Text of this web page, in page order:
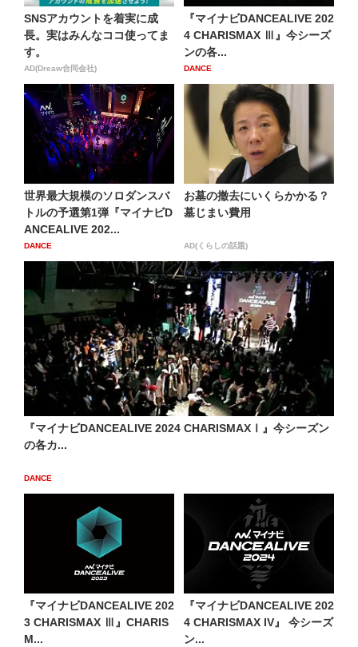
SNSアカウントを着実に成
長。実はみんなココ使ってま
す。
AD(Dreaw合同会社)
『マイナビDANCEALIVE 202
4 CHARISMAX Ⅲ』今シーズ
ンの各...
DANCE
世界最大規模のソロダンスバ
トルの予選第1弾『マイナビD
ANCEALIVE 202...
DANCE
お墓の撤去にいくらかかる？
墓じまい費用
AD(くらしの話題)
『マイナビDANCEALIVE 2024 CHARISMAXⅠ』今シーズン
の各カ...
DANCE
『マイナビDANCEALIVE 202
3 CHARISMAX Ⅲ』CHARIS
M...
『マイナビDANCEALIVE 202
4 CHARISMAX IV』 今シーズ
ン...